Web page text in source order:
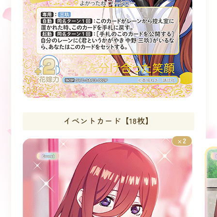
イベントカード【18枚】
× 2